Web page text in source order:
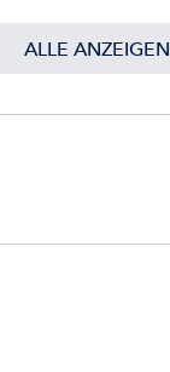
ALLE ANZEIGEN